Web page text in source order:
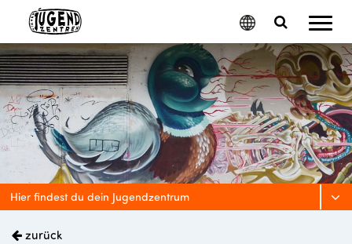
Menu
Toggle
Search
Google
Translate
Hier findest du dein Jugendzentrum
zurück